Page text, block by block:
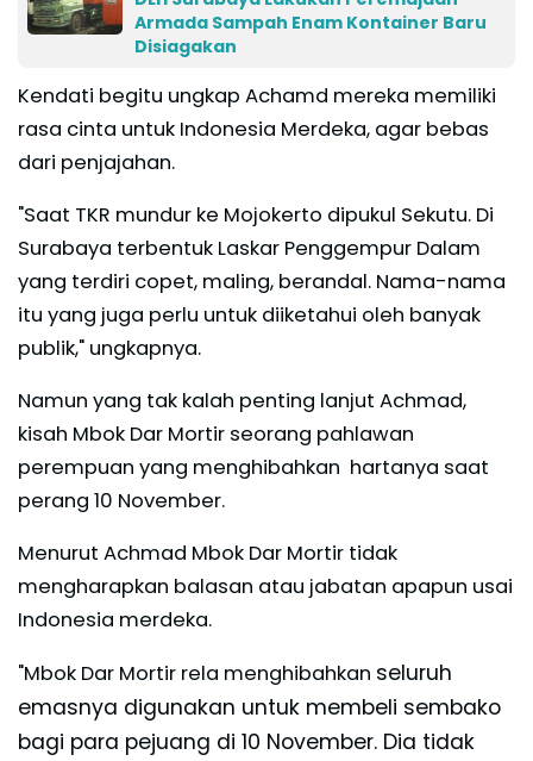
Armada Sampah Enam Kontainer Baru
Disiagakan
Kendati begitu ungkap Achamd mereka memiliki
rasa cinta untuk Indonesia Merdeka, agar bebas
dari penjajahan.
"Saat TKR mundur ke Mojokerto dipukul Sekutu. Di
Surabaya terbentuk Laskar Penggempur Dalam
yang terdiri copet, maling, berandal. Nama-nama
itu yang juga perlu untuk diiketahui oleh banyak
publik," ungkapnya.
Namun yang tak kalah penting lanjut Achmad,
kisah Mbok Dar Mortir seorang pahlawan
perempuan yang menghibahkan hartanya saat
perang 10 November.
Menurut Achmad Mbok Dar Mortir tidak
mengharapkan balasan atau jabatan apapun usai
Indonesia merdeka.
"Mbok Dar Mortir rela menghibahkan seluruh
emasnya digunakan untuk membeli sembako
bagi para pejuang di 10 November. Dia tidak